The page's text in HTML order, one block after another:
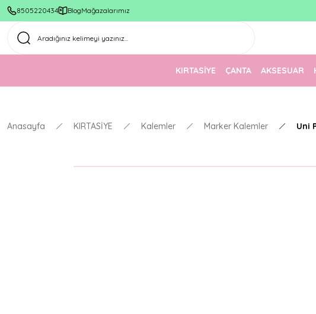
8505220434 BlogMağazalarımız
KIRTASİYE ÇANTA AKSESUAR
Anasayfa KIRTASİYE Kalemler Marker Kalemler Uni